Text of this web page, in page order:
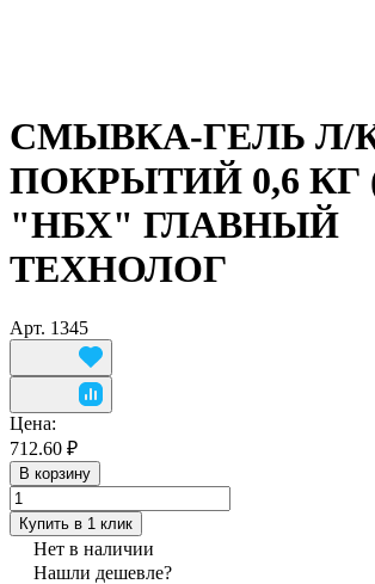
СМЫВКА-ГЕЛЬ Л/
ПОКРЫТИЙ 0,6 КГ
"НБХ" ГЛАВНЫЙ
ТЕХНОЛОГ
Арт. 1345
Цена:
712.60 ₽
В корзину
Купить в 1 клик
Нет в наличии
Нашли дешевле?